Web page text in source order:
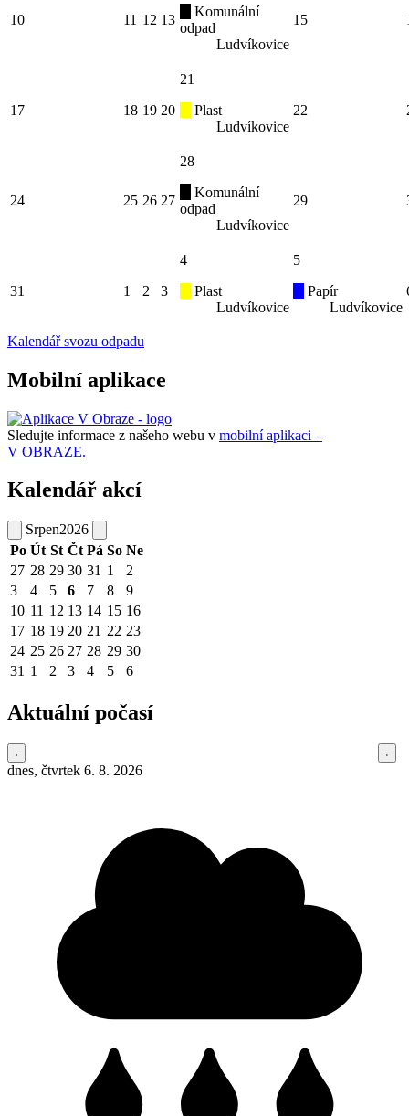
10 11 12 13
Komunální
odpad
Ludvíkovice
15
17 18 19 20
21
Plast
Ludvíkovice
22
24 25 26 27
28
Komunální
odpad
Ludvíkovice
29
31 1 2 3
4
Plast
Ludvíkovice
5
Papír
Ludvíkovice
Kalendář svozu odpadu
Mobilní aplikace
Sledujte informace z našeho webu v mobilní aplikaci –
V OBRAZE.
Kalendář akcí
Srpen2026
Po Út St Čt Pá So Ne
27 28 29 30 31 1
2
3
4 5 6 7 8
9
10 11 12 13 14 15 16
17 18 19 20 21 22 23
24 25 26 27 28 29 30
31 1 2 3 4 5 6
Aktuální počasí
dnes, čtvrtek 6. 8. 2026